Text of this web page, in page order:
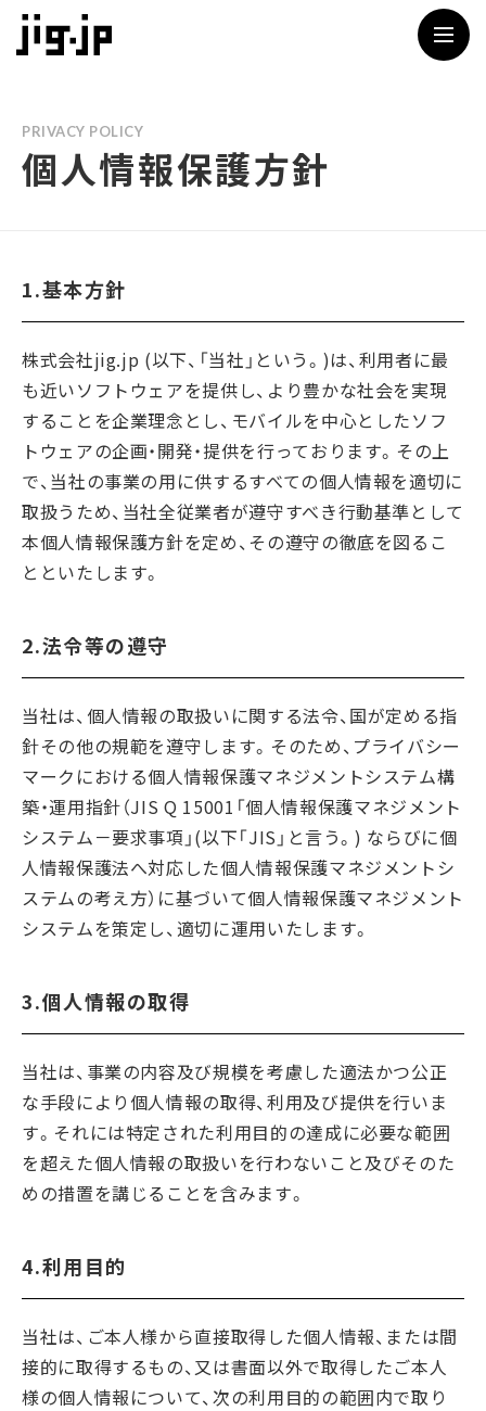
PRIVACY POLICY
個人情報保護方針
1.基本方針
株式会社jig.jp (以下、「当社」という。)は、利用者に最
も近いソフトウェアを提供し、より豊かな社会を実現
することを企業理念とし、モバイルを中心としたソフ
トウェアの企画・開発・提供を行っております。その上
で、当社の事業の用に供するすべての個人情報を適切に
取扱うため、当社全従業者が遵守すべき行動基準として
本個人情報保護方針を定め、その遵守の徹底を図るこ
とといたします。
2.法令等の遵守
当社は、個人情報の取扱いに関する法令、国が定める指
針その他の規範を遵守します。そのため、プライバシー
マークにおける個人情報保護マネジメントシステム構
築・運用指針（JIS Q 15001「個人情報保護マネジメント
システム－要求事項」(以下「JIS」と言う。) ならびに個
人情報保護法へ対応した個人情報保護マネジメントシ
ステムの考え方）に基づいて個人情報保護マネジメント
システムを策定し、適切に運用いたします。
3.個人情報の取得
当社は、事業の内容及び規模を考慮した適法かつ公正
な手段により個人情報の取得、利用及び提供を行いま
す。それには特定された利用目的の達成に必要な範囲
を超えた個人情報の取扱いを行わないこと及びそのた
めの措置を講じることを含みます。
4.利用目的
当社は、ご本人様から直接取得した個人情報、または間
接的に取得するもの、又は書面以外で取得したご本人
様の個人情報について、次の利用目的の範囲内で取り